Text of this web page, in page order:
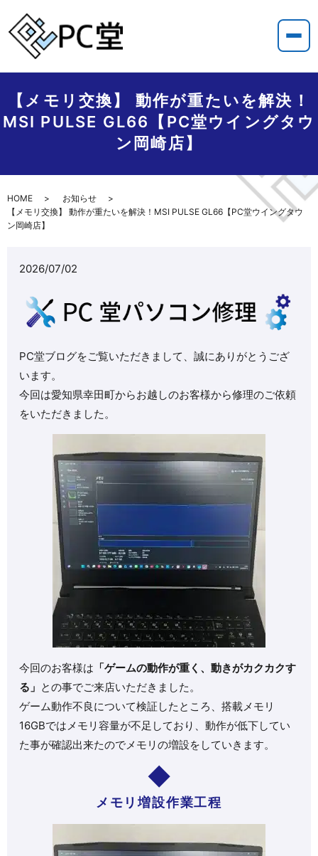
【メモリ交換】 動作が重たいを解決！
MSI PULSE GL66【PC堂ウイングタウ
ン岡崎店】
HOME
お知らせ
【メモリ交換】 動作が重たいを解決！MSI PULSE GL66【PC堂ウイングタウ
ン岡崎店】
2026/07/02
PC堂ブログをご覧いただきまして、誠にありがとうござ
います。
今回は愛知県幸田町からお越しのお客様から修理のご依頼
をいただきました。
今回のお客様は 「ゲームの動作が重く、動きがカクカクす
る」 との事でご来店いただきました。
ゲーム動作不良について検証したところ、搭載メモリ
16GBではメモリ容量が不足しており、動作が低下してい
た事が確認出来たのでメモリの増設をしていきます。
メモリ増設作業工程